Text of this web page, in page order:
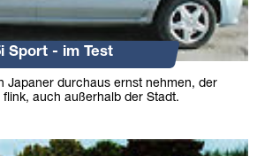
Sport - im Test
Japaner durchaus ernst nehmen, der
auch außerhalb der Stadt.